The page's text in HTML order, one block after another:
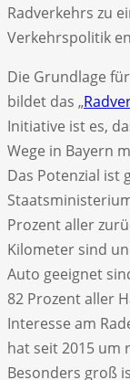
Radverkehrs zu
Verkehrspolitik
Die Grundlage
bildet das „
Initiative ist es,
Wege in Bayern
Das Potenzial ist
Prozent aller
Kilometer sind
Auto geeignet
82 Prozent aller
Interesse am
hat seit 2015 um
Besonders groß